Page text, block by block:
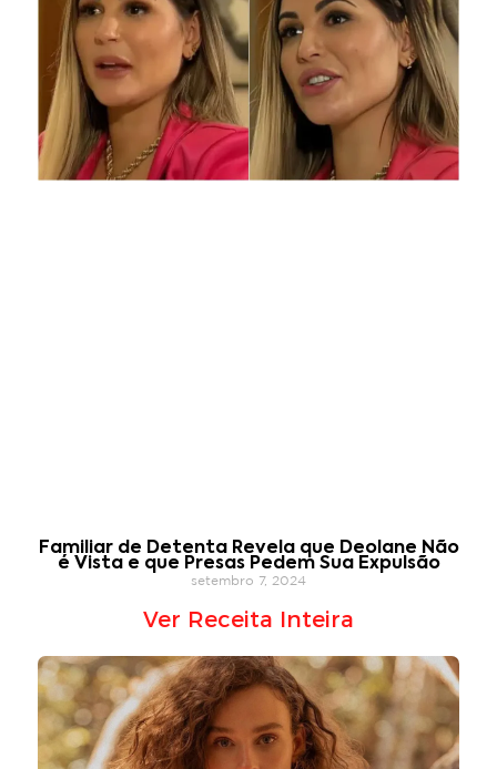
Familiar de Detenta Revela que Deolane Não
é Vista e que Presas Pedem Sua Expulsão
setembro 7, 2024
Ver Receita Inteira